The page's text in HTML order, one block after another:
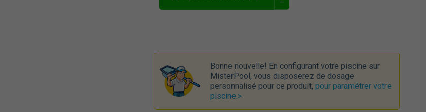
–
Bonne nouvelle! En configurant votre piscine sur
MisterPool, vous disposerez de dosage
personnalisé pour ce produit, pour paramétrer votre
piscine.>